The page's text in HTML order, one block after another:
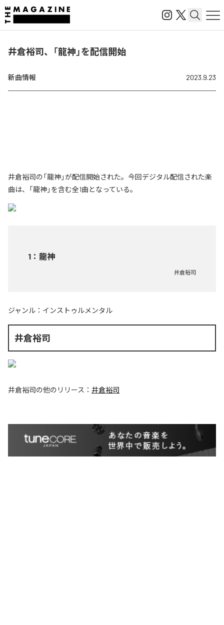
井倉裕司、「龍神」を配信開始
新曲情報 2023.9.23
井倉裕司の「龍神」が配信開始された。今回デジタル配信された楽
曲は、「龍神」を含む全1曲となっている。
1 ： 龍神
井倉裕司
ジャンル： インストゥルメンタル
井倉裕司
井倉裕司の他のリリース： 井倉裕司